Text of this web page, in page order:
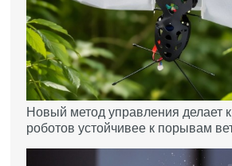
Новый метод управления делает
роботов устойчивее к порывам